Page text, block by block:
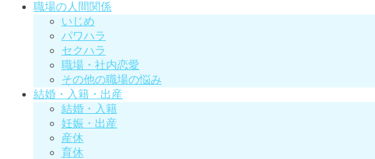
職場の人間関係
いじめ
パワハラ
セクハラ
職場・社内恋愛
その他の職場の悩み
結婚・入籍・出産
結婚・入籍
妊娠・出産
産休
育休